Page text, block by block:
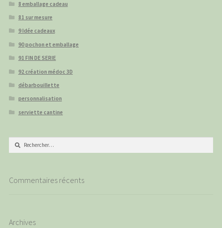
8 emballage cadeau
81 sur mesure
9 Idée cadeaux
90 pochon et emballage
91 FIN DE SERIE
92 création médoc 3D
débarbouillette
personnalisation
serviette cantine
Rechercher :
Commentaires récents
Archives